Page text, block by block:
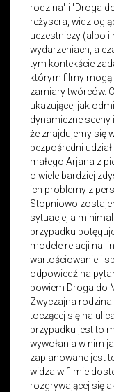
rodzina" i "Droga
reżysera, widz
uczestniczy (albo i
wydarzeniach, a
tym kontekście
którym filmy mogą
zamiary twórców.
ukazujące, jak
dynamiczne sceny
że znajdujemy się
bezpośredni
małego Arjana z
o wiele bardziej
ich problemy z
Stopniowo
sytuacje, a
przypadku
modele relacji na
wartościowanie i
odpowiedź na
bowiem Droga do
Zwyczajna
toczącej się na
przypadku jest to
wywołania w nim
zaplanowane jest
widza w filmie
rozgrywającej się